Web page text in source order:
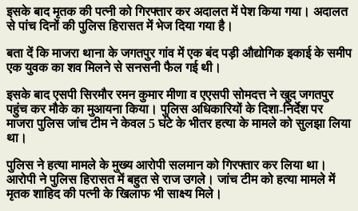
इसके बाद मृतक की पत्नी को गिरफ्तार कर अदालत में पेश किया गया। अदालत
से पांच दिनों की पुलिस हिरासत में भेज दिया गया है।
बता दें कि माजरा थाना के जगतपुर गांव में एक बंद पड़ी औद्योगिक इकाई के समीप
एक युवक का शव मिलने से सनसनी फैल गई थी।
इसके बाद एसपी सिरमौर रमन कुमार मीणा व एएसपी सोमदत्त ने खुद जगतपुर
पहुंच कर मौके का मुआयना किया। पुलिस अधिकारियों के दिशा-निर्देश पर
माजरा पुलिस जांच टीम ने केवल 5 घंटे के भीतर हत्या के मामले को सुलझा लिया
था।
पुलिस ने हत्या मामले के मुख्य आरोपी सलमान को गिरफ्तार कर लिया था।
आरोपी ने पुलिस हिरासत में बहुत से राज उगले। जांच टीम को हत्या मामले में
मृतक शाहिद की पत्नी के खिलाफ भी साक्ष्य मिले।